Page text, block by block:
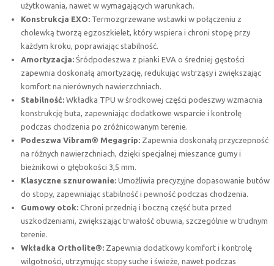
użytkowania, nawet w wymagających warunkach.
Konstrukcja EXO: Termozgrzewane wstawki w połączeniu z
cholewką tworzą egzoszkielet, który wspiera i chroni stopę przy
każdym kroku, poprawiając stabilność.
Amortyzacja: Śródpodeszwa z pianki EVA o średniej gęstości
zapewnia doskonałą amortyzację, redukując wstrząsy i zwiększając
komfort na nierównych nawierzchniach.
Stabilność: Wkładka TPU w środkowej części podeszwy wzmacnia
konstrukcję buta, zapewniając dodatkowe wsparcie i kontrolę
podczas chodzenia po zróżnicowanym terenie.
Podeszwa Vibram® Megagrip: Zapewnia doskonałą przyczepność
na różnych nawierzchniach, dzięki specjalnej mieszance gumy i
bieżnikowi o głębokości 3,5 mm.
Klasyczne sznurowanie: Umożliwia precyzyjne dopasowanie butów
do stopy, zapewniając stabilność i pewność podczas chodzenia.
Gumowy otok: Chroni przednią i boczną część buta przed
uszkodzeniami, zwiększając trwałość obuwia, szczególnie w trudnym
terenie.
Wkładka Ortholite®: Zapewnia dodatkowy komfort i kontrolę
wilgotności, utrzymując stopy suche i świeże, nawet podczas